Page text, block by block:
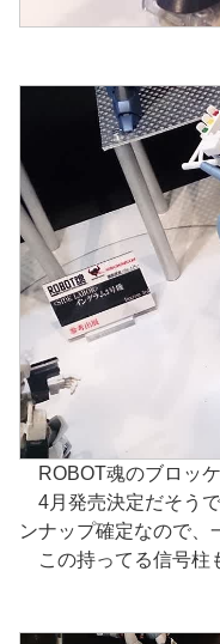
ROBOT魂のブロッ
4月発売決定だそう
ンナップ確定なので、
この持ってる信号柱